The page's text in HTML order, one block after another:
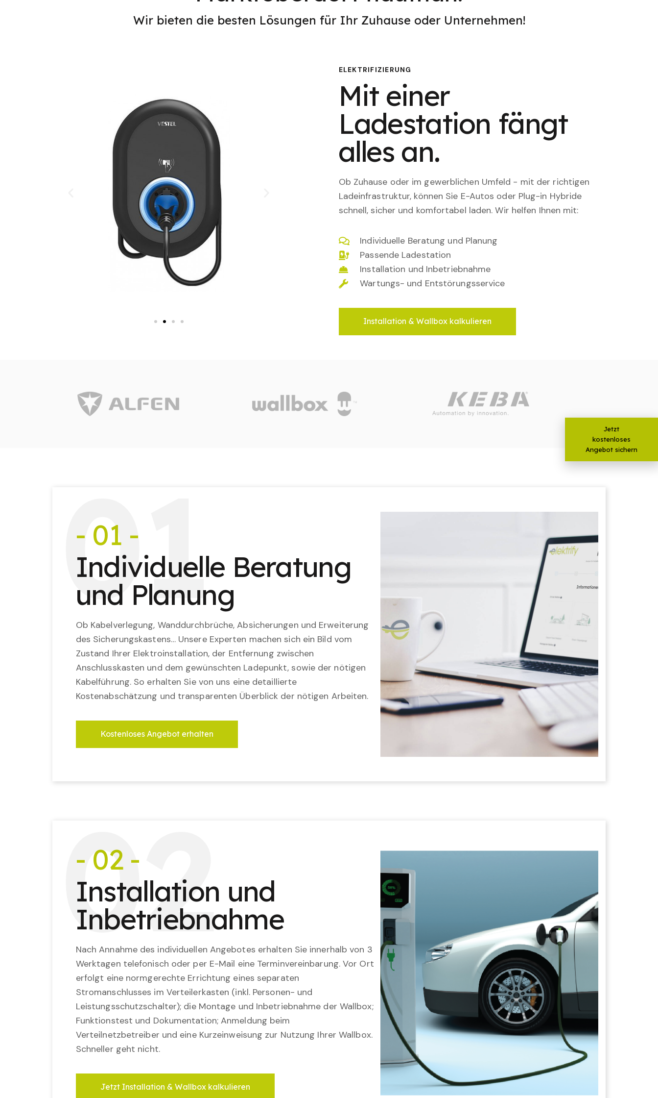
Wir bieten die besten Lösungen für Ihr Zuhause oder Unternehmen!
ELEKTRIFIZIERUNG
Mit einer
Ladestation fängt
alles an.
Ob Zuhause oder im gewerblichen Umfeld - mit der richtigen
Ladeinfrastruktur, können Sie E-Autos oder Plug-in Hybride
schnell, sicher und komfortabel laden. Wir helfen Ihnen mit:
Individuelle Beratung und Planung
Passende Ladestation
Installation und Inbetriebnahme
Wartungs- und Entstörungsservice
Installation & Wallbox kalkulieren
01
- 01 -
Individuelle Beratung
und Planung
Ob Kabelverlegung, Wanddurchbrüche, Absicherungen und Erweiterung
des Sicherungskastens… Unsere Experten machen sich ein Bild vom
Zustand Ihrer Elektroinstallation, der Entfernung zwischen
Anschlusskasten und dem gewünschten Ladepunkt, sowie der nötigen
Kabelführung. So erhalten Sie von uns eine detaillierte
Kostenabschätzung und transparenten Überblick der nötigen Arbeiten.
Kostenloses Angebot erhalten
02
- 02 -
Installation und
Inbetriebnahme
Nach Annahme des individuellen Angebotes erhalten Sie innerhalb von 3
Werktagen telefonisch oder per E-Mail eine Terminvereinbarung. Vor Ort
erfolgt eine normgerechte Errichtung eines separaten
Stromanschlusses im Verteilerkasten (inkl. Personen- und
Leistungsschutzschalter); die Montage und Inbetriebnahme der Wallbox;
Funktionstest und Dokumentation; Anmeldung beim
Verteilnetzbetreiber und eine Kurzeinweisung zur Nutzung Ihrer Wallbox.
Schneller geht nicht.
Jetzt Installation & Wallbox kalkulieren
Jetzt
kostenloses
Angebot sichern